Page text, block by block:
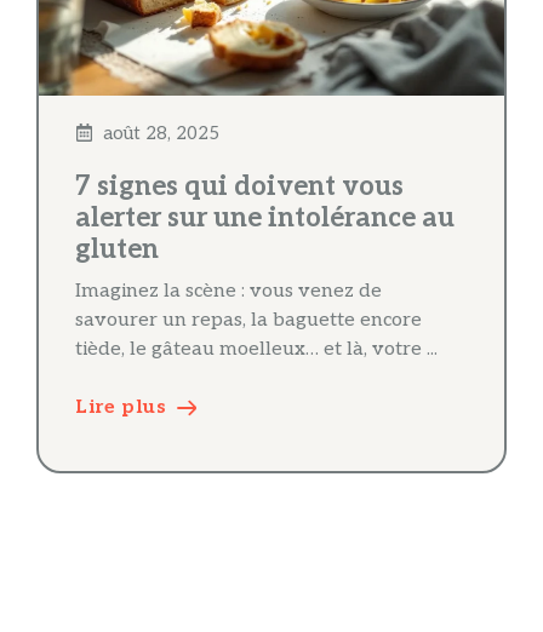
août 28, 2025
7 signes qui doivent vous
alerter sur une intolérance au
gluten
Imaginez la scène : vous venez de
savourer un repas, la baguette encore
tiède, le gâteau moelleux… et là, votre ...
Lire plus